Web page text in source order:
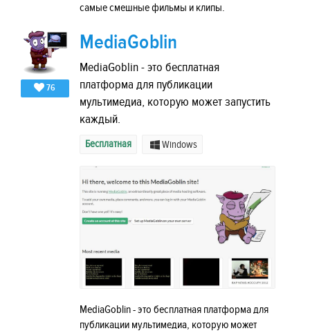
самые смешные фильмы и клипы.
76
MediaGoblin
MediaGoblin - это бесплатная
платформа для публикации
мультимедиа, которую может запустить
каждый.
Бесплатная Windows
MediaGoblin - это бесплатная платформа для
публикации мультимедиа, которую может